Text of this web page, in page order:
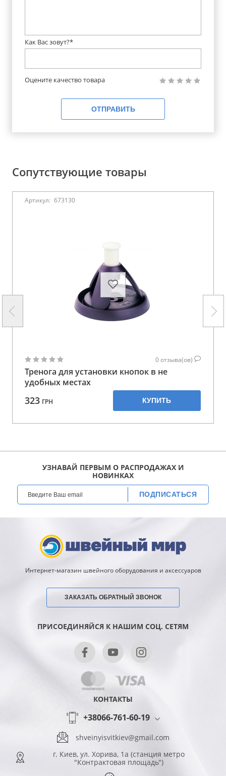
Как Вас зовут?*
Оцените качество товара
ОТПРАВИТЬ
Сопутствующие товары
Артикул: 673130
0отзыва(ов)
Тренога для установки кнопок в не
удобных местах
323 ГРН КУПИТЬ
УЗНАВАЙ ПЕРВЫМ О РАСПРОДАЖАХ И
НОВИНКАХ
ПОДПИСАТЬСЯ
Интернет-магазин швейного оборудования и аксессуаров
ЗАКАЗАТЬ ОБРАТНЫЙ ЗВОНОК
ПРИСОЕДИНЯЙСЯ К НАШИМ СОЦ. СЕТЯМ
КОНТАКТЫ
+38066-761-60-19
shveinyisvitkiev@gmail.com
г. Киев, ул. Хорива, 1а (станция метро
"Контрактовая площадь")